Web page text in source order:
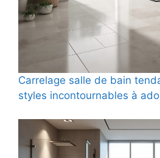
Carrelage salle de bain
styles incontournables à